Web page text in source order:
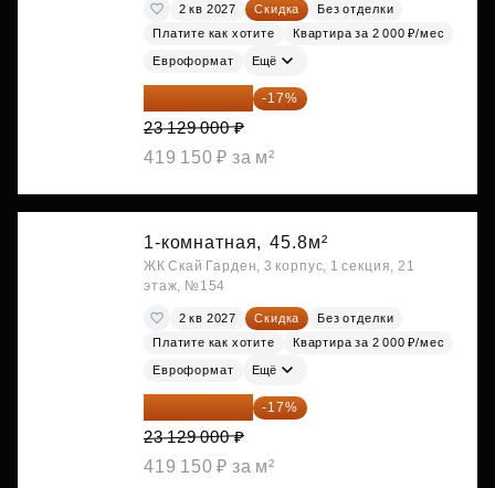
2 кв 2027 Скидка
Без отделки
Платите как хотите
Квартира за 2 000 ₽/мес
Евроформат Ещё
19 197 070 ₽ -17%
23 129 000 ₽
419 150 ₽ за м²
1-комнатная, 45.8м²
ЖК Скай Гарден, 3 корпус, 1 секция, 21
этаж, №154
2 кв 2027 Скидка
Без отделки
Платите как хотите
Квартира за 2 000 ₽/мес
Евроформат Ещё
19 197 070 ₽ -17%
23 129 000 ₽
419 150 ₽ за м²